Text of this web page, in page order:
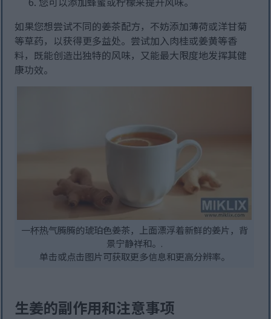
如果您想尝试不同的姜茶配方，不妨添加薄荷或洋甘菊
等草药，以获得更多益处。尝试加入肉桂或姜黄等香
料，既能创造出独特的风味，又能最大限度地发挥其健
康功效。
一杯热气腾腾的琥珀色姜茶，上面漂浮着新鲜的姜片，背
景宁静祥和。.
单击或点击图片可获取更多信息和更高分辨率。
生姜的副作用和注意事项